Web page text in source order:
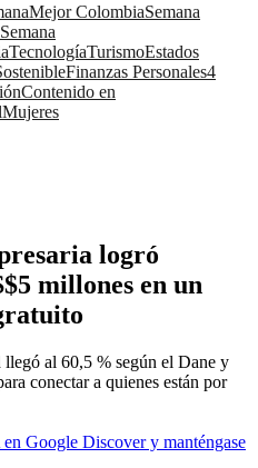
Mejor ColombiaSemana
Semana
TecnologíaTurismoEstados
Finanzas Personales4
Contenido en
Mujeres
logró
millones en un
al 60,5 % según el Dane y
conectar a quienes están por
Google Discover y manténgase